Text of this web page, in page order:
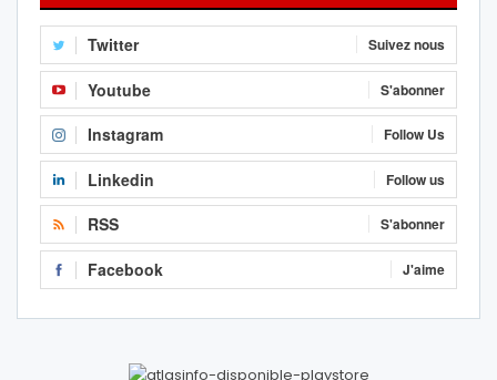
Twitter Suivez nous
Youtube S'abonner
Instagram Follow Us
Linkedin Follow us
RSS S'abonner
Facebook J'aime